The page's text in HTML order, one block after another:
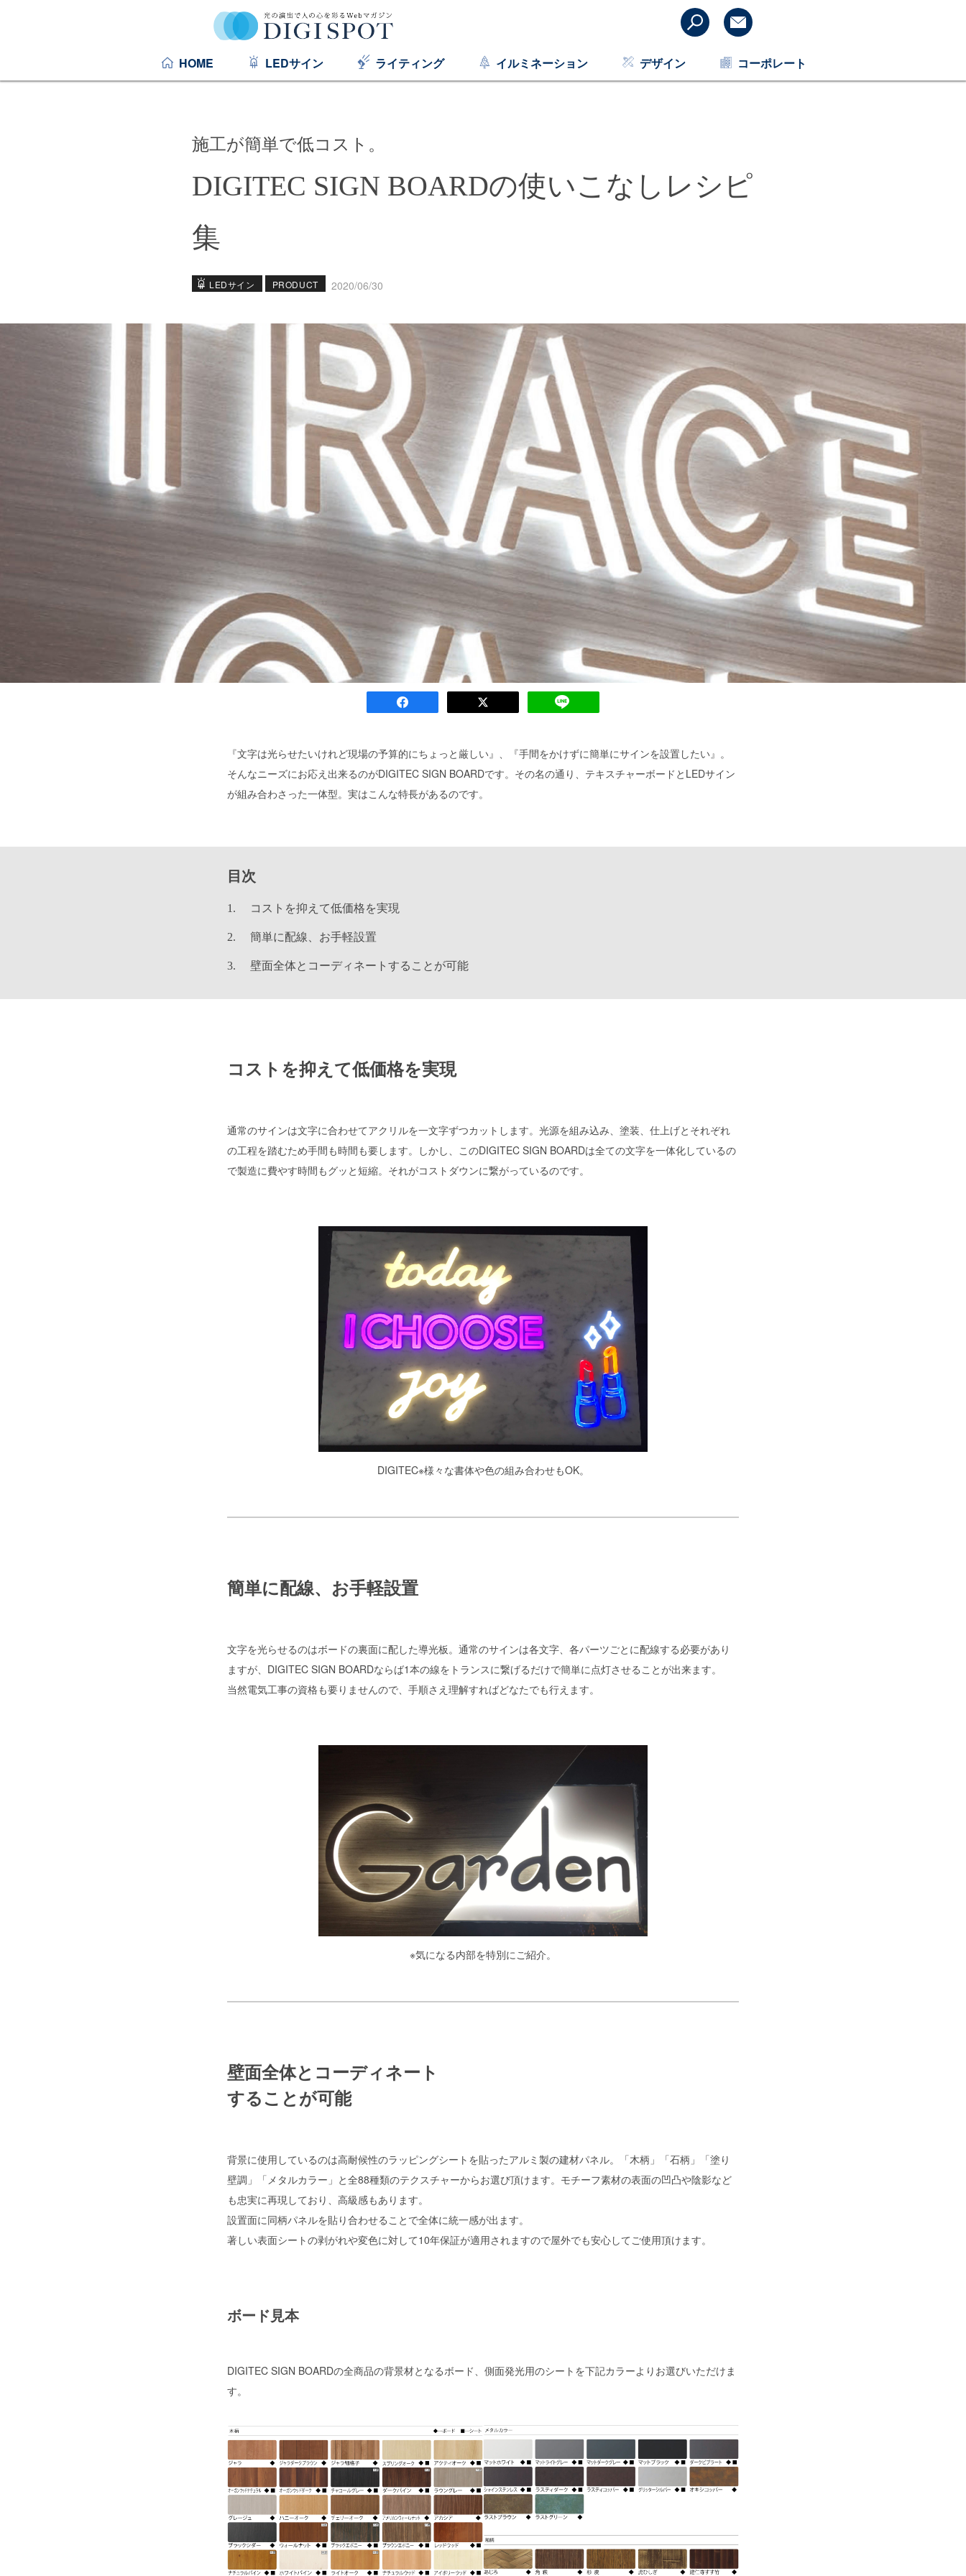
HOME LEDサイン ライティング イルミネーション デザイン コーポレート
施工が簡単で低コスト。
DIGITEC SIGN BOARDの使いこなしレシピ
集
LEDサイン PRODUCT 2020/06/30
『文字は光らせたいけれど現場の予算的にちょっと厳しい』、『手間をかけずに簡単にサインを設置したい』。
そんなニーズにお応え出来るのがDIGITEC SIGN BOARDです。その名の通り、テキスチャーボードとLEDサイン
が組み合わさった一体型。実はこんな特長があるのです。
目次
コストを抑えて低価格を実現
簡単に配線、お手軽設置
壁面全体とコーディネートすることが可能
コストを抑えて低価格を実現
通常のサインは文字に合わせてアクリルを一文字ずつカットします。光源を組み込み、塗装、仕上げとそれぞれ
の工程を踏むため手間も時間も要します。しかし、このDIGITEC SIGN BOARDは全ての文字を一体化しているの
で製造に費やす時間もグッと短縮。それがコストダウンに繋がっているのです。
DIGITEC※様々な書体や色の組み合わせもOK。
簡単に配線、お手軽設置
文字を光らせるのはボードの裏面に配した導光板。通常のサインは各文字、各パーツごとに配線する必要があり
ますが、DIGITEC SIGN BOARDならば1本の線をトランスに繋げるだけで簡単に点灯させることが出来ます。
当然電気工事の資格も要りませんので、手順さえ理解すればどなたでも行えます。
※気になる内部を特別にご紹介。
壁面全体とコーディネート
することが可能
背景に使用しているのは高耐候性のラッピングシートを貼ったアルミ製の建材パネル。「木柄」「石柄」「塗り
壁調」「メタルカラー」と全88種類のテクスチャーからお選び頂けます。モチーフ素材の表面の凹凸や陰影など
も忠実に再現しており、高級感もあります。
設置面に同柄パネルを貼り合わせることで全体に統一感が出ます。
著しい表面シートの剥がれや変色に対して10年保証が適用されますので屋外でも安心してご使用頂けます。
ボード見本
DIGITEC SIGN BOARDの全商品の背景材となるボード、側面発光用のシートを下記カラーよりお選びいただけま
す。